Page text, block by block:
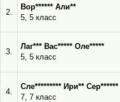
2.
Вор****** Али**
5, 5 класс
3.
Лаг*** Вас***** Оле*****
5, 5 класс
4.
Сле********* Ири** Сер******
7, 7 класс